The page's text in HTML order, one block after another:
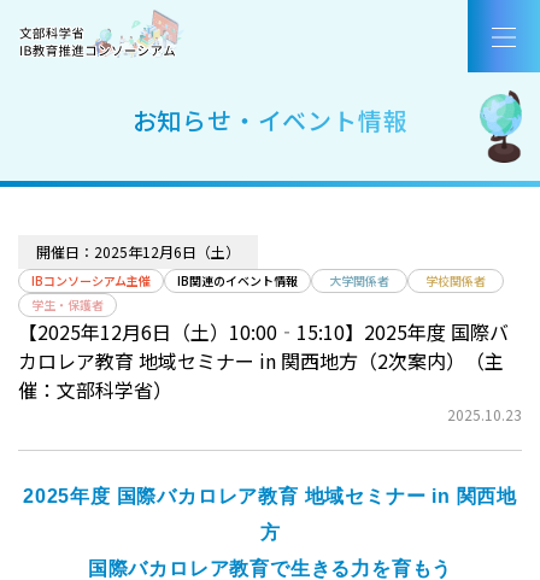
コンソーシアムについて
IBを活用した入試
教職員採用情報／お知らせ
お問合せ
AirCampus新規登録・ログイン
お知らせ・イベント情報
開催日：2025年12月6日（土）
IBコンソーシアム主催 IB関連のイベント情報 大学関係者
学校関係者
学生・保護者
【2025年12月6日（土）10:00‐15:10】2025年度 国際バ
カロレア教育 地域セミナー in 関西地方（2次案内）（主
催：文部科学省）
2025.10.23
2025年度 国際バカロレア教育 地域セミナー in 関西地
方
国際バカロレア教育で生きる力を育もう